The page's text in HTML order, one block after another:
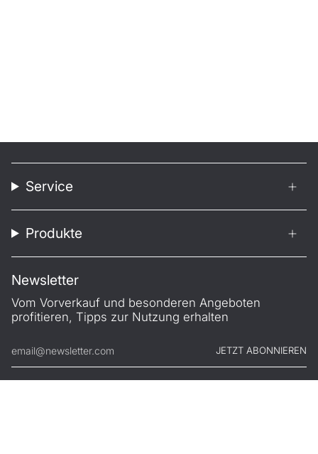
Service
Produkte
Newsletter
Vom Vorverkauf und besonderen Angeboten
profitieren, Tipps zur Nutzung erhalten
JETZT ABONNIEREN